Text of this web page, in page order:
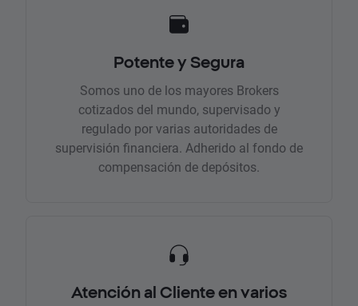
Potente y Segura
Somos uno de los mayores Brokers
cotizados del mundo, supervisado y
regulado por varias autoridades de
supervisión financiera. Adherido al fondo de
compensación de depósitos.
Atención al Cliente en varios